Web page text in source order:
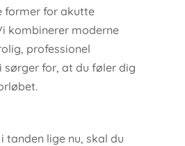
former for akutte
kombinerer moderne
professionel
sørger for, at du føler dig
tanden lige nu, skal du